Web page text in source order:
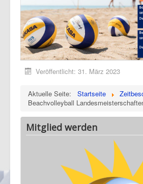
Veröffentlicht: 31. März 2023
Aktuelle Seite: Startseite
Beachvolleyball
Mitglied werden